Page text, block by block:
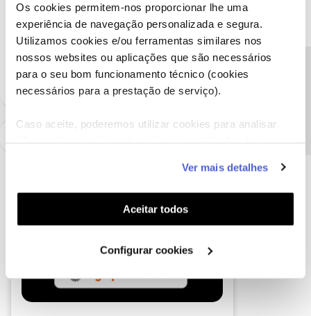
Os cookies permitem-nos proporcionar lhe uma
experiência de navegação personalizada e segura.
Utilizamos cookies e/ou ferramentas similares nos
nossos websites ou aplicações que são necessários
para o seu bom funcionamento técnico (cookies
necessários para a prestação de serviço).
Caso aceite, poderemos utilizar cookies para analisar
funcionalidades (cookies de personalização e
funcionalidade) e adaptar anúncios aos seus interesses
(cookies de publicidade personalizada). Pode gerir a
utilização dos cookies clicando em "Configurar
Ver mais detalhes
Aceitar todos
Configurar cookies
Ajude a comunidade a encontrar informação relevante. Marque
como "Melhor Resposta" e faça "Like" nos melhores comentários.
Siga os perfis da moderação, através da opção "Seguir", para estar
sempre a par das últimas novidades.